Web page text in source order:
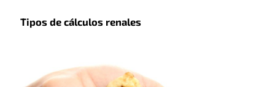
Tipos de cálculos renales